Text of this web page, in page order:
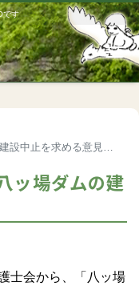
です
中止を求める意見書」
ッ場ダムの建
士会から、「八ッ場